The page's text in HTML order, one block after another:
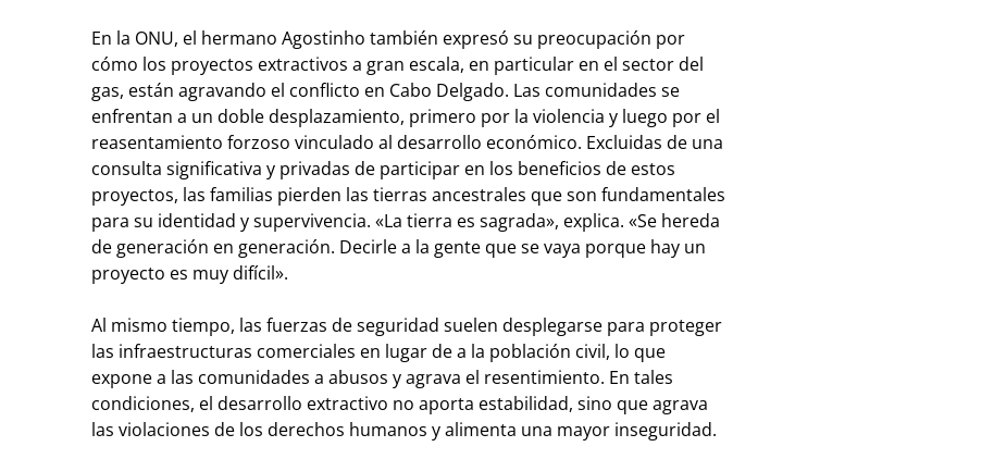
En la ONU, el hermano Agostinho también expresó su preocupación por
cómo los proyectos extractivos a gran escala, en particular en el sector del
gas, están agravando el conflicto en Cabo Delgado. Las comunidades se
enfrentan a un doble desplazamiento, primero por la violencia y luego por el
reasentamiento forzoso vinculado al desarrollo económico. Excluidas de una
consulta significativa y privadas de participar en los beneficios de estos
proyectos, las familias pierden las tierras ancestrales que son fundamentales
para su identidad y supervivencia. «La tierra es sagrada», explica. «Se hereda
de generación en generación. Decirle a la gente que se vaya porque hay un
proyecto es muy difícil».
Al mismo tiempo, las fuerzas de seguridad suelen desplegarse para proteger
las infraestructuras comerciales en lugar de a la población civil, lo que
expone a las comunidades a abusos y agrava el resentimiento. En tales
condiciones, el desarrollo extractivo no aporta estabilidad, sino que agrava
las violaciones de los derechos humanos y alimenta una mayor inseguridad.